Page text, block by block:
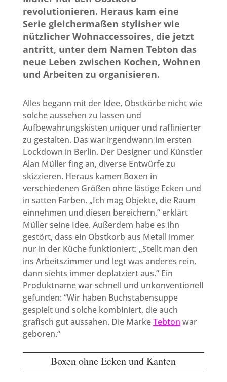
revolutionieren. Heraus kam eine
Serie gleichermaßen stylisher wie
nützlicher Wohnaccessoires, die jetzt
antritt, unter dem Namen Tebton das
neue Leben zwischen Kochen, Wohnen
und Arbeiten zu organisieren.
Alles begann mit der Idee, Obstkörbe nicht wie
solche aussehen zu lassen und
Aufbewahrungskisten uniquer und raffinierter
zu gestalten. Das war irgendwann im ersten
Lockdown in Berlin. Der Designer und Künstler
Alan Müller fing an, diverse Entwürfe zu
skizzieren. Heraus kamen Boxen in
verschiedenen Größen ohne lästige Ecken und
in satten Farben. „Ich mag Objekte, die Raum
einnehmen und diesen bereichern,“ erklärt
Müller seine Idee. Außerdem habe es ihn
gestört, dass ein Obstkorb aus Metall immer
nur in der Küche funktioniert: „Stellt man den
ins Arbeitszimmer und legt was anderes rein,
dann siehts immer deplatziert aus.“ Ein
Produktname war schnell und unkonventionell
gefunden: “Wir haben Buchstabensuppe
gespielt und solche kombiniert, die auch
grafisch gut aussahen. Die MarkeTebton war
geboren.“
Boxen ohne Ecken und Kanten